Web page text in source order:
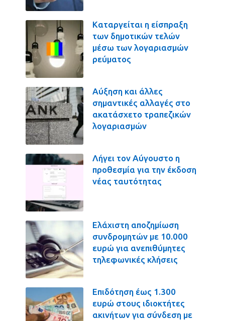
Καταργείται η είσπραξη
των δημοτικών τελών
μέσω των λογαριασμών
ρεύματος
Αύξηση και άλλες
σημαντικές αλλαγές στο
ακατάσχετο τραπεζικών
λογαριασμών
Λήγει τον Αύγουστο η
προθεσμία για την έκδοση
νέας ταυτότητας
Ελάχιστη αποζημίωση
συνδρομητών με 10.000
ευρώ για ανεπιθύμητες
τηλεφωνικές κλήσεις
Επιδότηση έως 1.300
ευρώ στους ιδιοκτήτες
ακινήτων για σύνδεση με